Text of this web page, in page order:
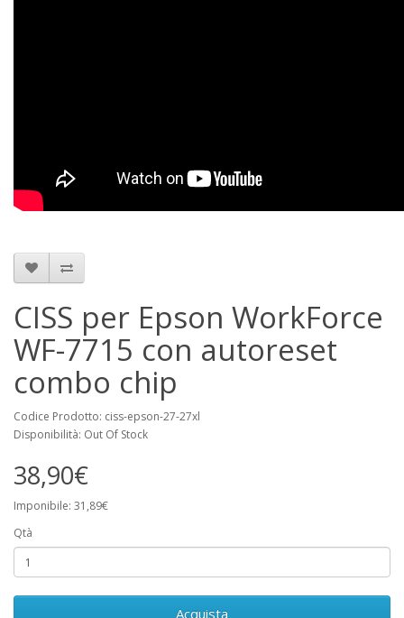
CISS per Epson WorkForce
WF-7715 con autoreset
combo chip
Codice Prodotto: ciss-epson-27-27xl
Disponibilità: Out Of Stock
38,90€
Imponibile: 31,89€
Qtà
Acquista